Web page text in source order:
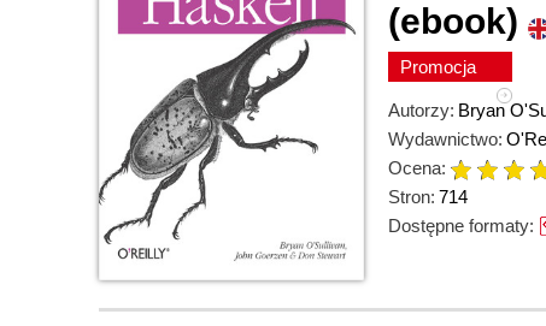
(ebook)
Promocja
Autorzy: Bryan
Wydawnictwo:
Ocena:
Stron: 714
Dostępne formaty: